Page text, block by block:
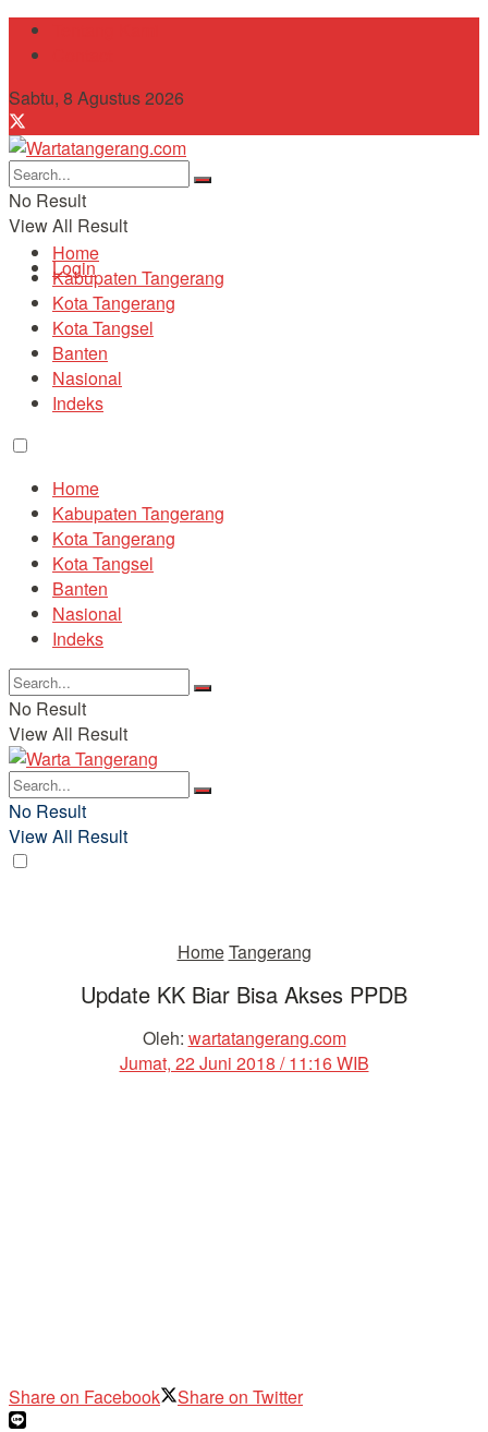
Sabtu, 8 Agustus 2026
No Result
View All Result
Login
Home
Kabupaten Tangerang
Kota Tangerang
Kota Tangsel
Banten
Nasional
Indeks
Home
Kabupaten Tangerang
Kota Tangerang
Kota Tangsel
Banten
Nasional
Indeks
No Result
View All Result
No Result
View All Result
HomeTangerang
Update KK Biar Bisa Akses PPDB
Oleh: wartatangerang.com
Jumat, 22 Juni 2018 / 11:16 WIB
Share on Facebook Share on Twitter